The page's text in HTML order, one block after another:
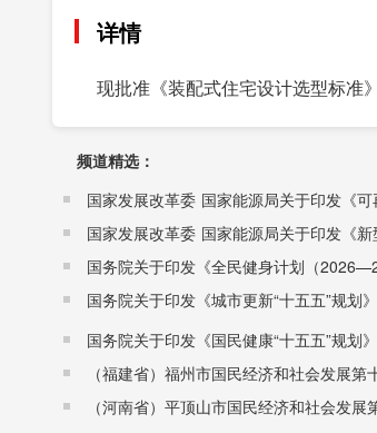
详情
现批准《装配式住宅设计选型标准
频道精选：